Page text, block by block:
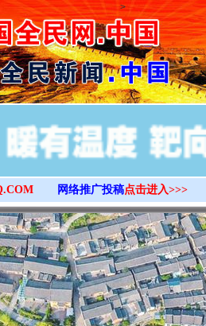
>
网络推广投稿点击进入>>>